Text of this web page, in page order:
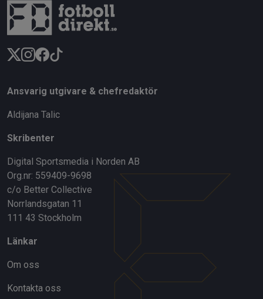
Ansvarig utgivare & chefredaktör
Aldijana Talic
Skribenter
Digital Sportsmedia i Norden AB
Org.nr: 559409-9698
c/o Better Collective
Norrlandsgatan 11
111 43 Stockholm
Länkar
Om oss
Kontakta oss